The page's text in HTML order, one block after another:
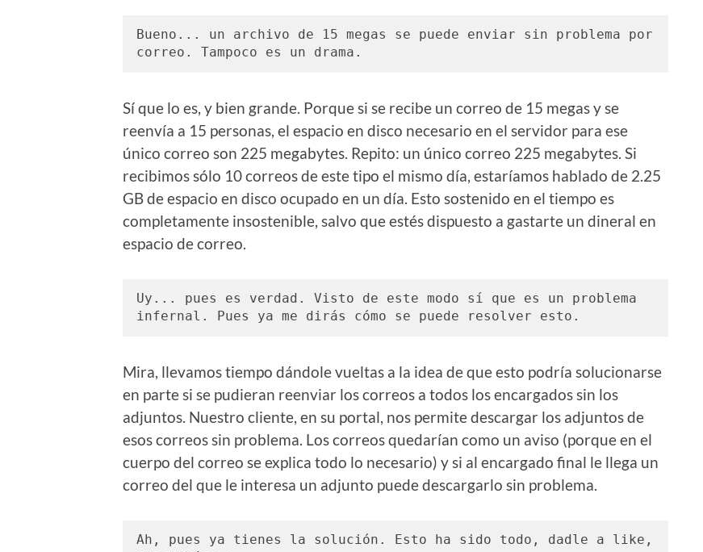
Bueno... un archivo de 15 megas se puede enviar sin problema por
correo. Tampoco es un drama.
Sí que lo es, y bien grande. Porque si se recibe un correo de 15 megas y se
reenvía a 15 personas, el espacio en disco necesario en el servidor para ese
único correo son 225 megabytes. Repito: un único correo 225 megabytes. Si
recibimos sólo 10 correos de este tipo el mismo día, estaríamos hablado de 2.25
GB de espacio en disco ocupado en un día. Esto sostenido en el tiempo es
completamente insostenible, salvo que estés dispuesto a gastarte un dineral en
espacio de correo.
Uy... pues es verdad. Visto de este modo sí que es un problema
infernal. Pues ya me dirás cómo se puede resolver esto.
Mira, llevamos tiempo dándole vueltas a la idea de que esto podría solucionarse
en parte si se pudieran reenviar los correos a todos los encargados sin los
adjuntos. Nuestro cliente, en su portal, nos permite descargar los adjuntos de
esos correos sin problema. Los correos quedarían como un aviso (porque en el
cuerpo del correo se explica todo lo necesario) y si al encargado final le llega un
correo del que le interesa un adjunto puede descargarlo sin problema.
Ah, pues ya tienes la solución. Esto ha sido todo, dadle a like,